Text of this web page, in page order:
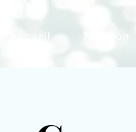
Accueil Natation